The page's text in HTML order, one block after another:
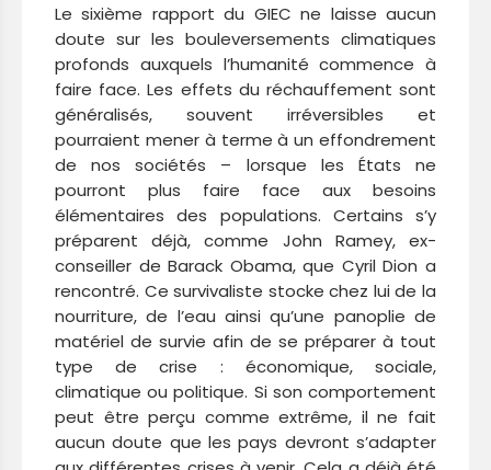
Le sixième rapport du GIEC ne laisse aucun
doute sur les bouleversements climatiques
profonds auxquels l’humanité commence à
faire face. Les effets du réchauffement sont
généralisés, souvent irréversibles et
pourraient mener à terme à un effondrement
de nos sociétés – lorsque les États ne
pourront plus faire face aux besoins
élémentaires des populations. Certains s’y
préparent déjà, comme John Ramey, ex-
conseiller de Barack Obama, que Cyril Dion a
rencontré. Ce survivaliste stocke chez lui de la
nourriture, de l’eau ainsi qu’une panoplie de
matériel de survie afin de se préparer à tout
type de crise : économique, sociale,
climatique ou politique. Si son comportement
peut être perçu comme extrême, il ne fait
aucun doute que les pays devront s’adapter